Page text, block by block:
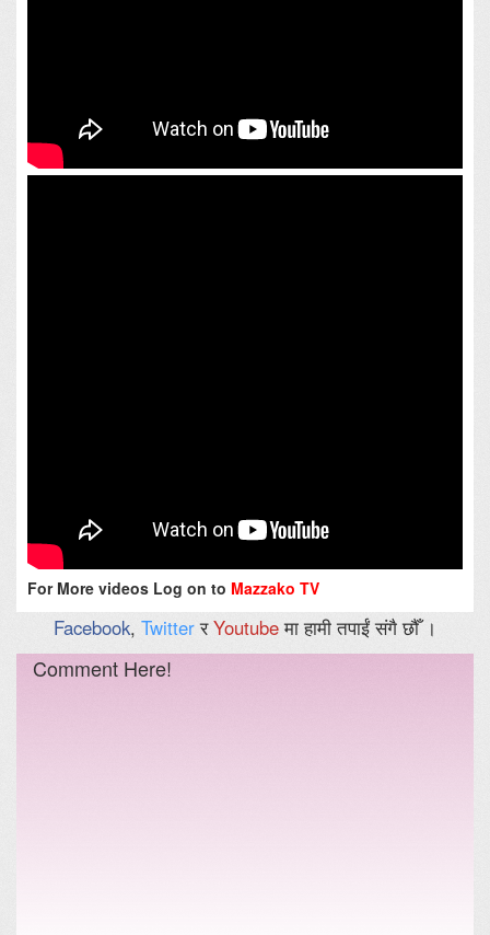
For More videos Log on to Mazzako TV
Facebook, TwitterरYoutubeमा हामी तपाईं संगै छौँ ।
Comment Here!